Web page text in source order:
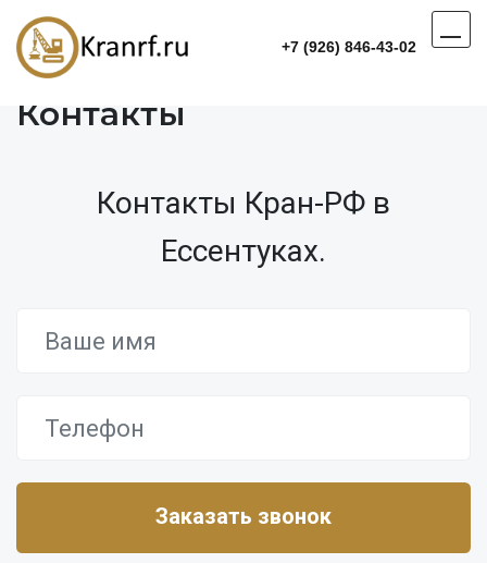
+7 (926) 846-43-02
Контакты
Контакты Кран-РФ в
Ессентуках.